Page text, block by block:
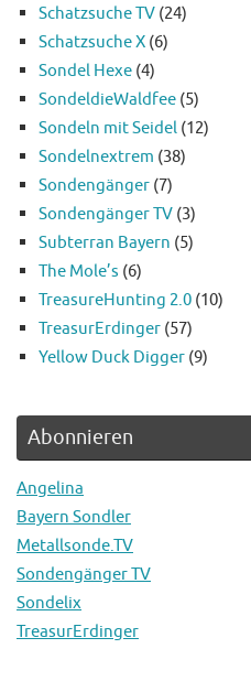
Schatzsuche TV (24)
Schatzsuche X (6)
Sondel Hexe (4)
SondeldieWaldfee (5)
Sondeln mit Seidel (12)
Sondelnextrem (38)
Sondengänger (7)
Sondengänger TV (3)
Subterran Bayern (5)
The Mole’s (6)
TreasureHunting 2.0 (10)
TreasurErdinger (57)
Yellow Duck Digger (9)
Abonnieren
Angelina
Bayern Sondler
Metallsonde.TV
Sondengänger TV
Sondelix
TreasurErdinger